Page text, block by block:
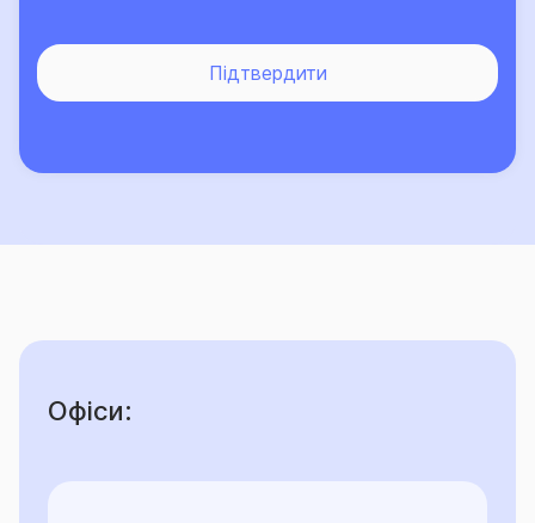
Підтвердити
Офіси: